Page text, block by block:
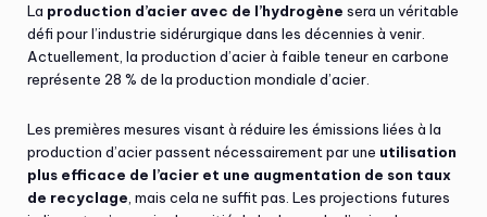
La production d’acier avec de l’hydrogène sera un véritable
défi pour l’industrie sidérurgique dans les décennies à venir.
Actuellement, la production d’acier à faible teneur en carbone
représente 28 % de la production mondiale d’acier.
Les premières mesures visant à réduire les émissions liées à la
production d’acier passent nécessairement par une utilisation
plus efficace de l’acier et une augmentation de son taux
de recyclage , mais cela ne suffit pas. Les projections futures